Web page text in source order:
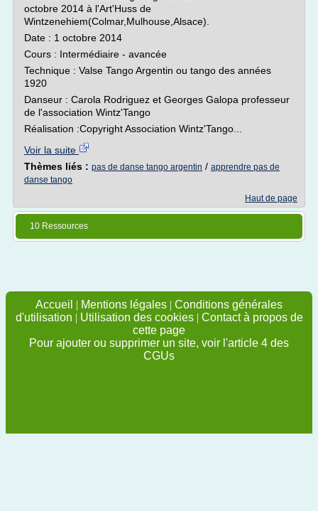
octobre 2014 à l'Art'Huss de
Wintzenehiem(Colmar,Mulhouse,Alsace).
Date : 1 octobre 2014
Cours : Intermédiaire - avancée
Technique : Valse Tango Argentin ou tango des années
1920
Danseur : Carola Rodriguez et Georges Galopa professeur
de l'association Wintz'Tango
Réalisation :Copyright Association Wintz'Tango...
Voir la suite
Thèmes liés : pas de danse tango argentin / apprendre pas de
danse tango
Haut de page
10 Ressources
Accueil | Mentions légales | Conditions générales
d'utilisation | Utilisation des cookies| Contact à propos de
cette page
Pour ajouter ou supprimer un site, voir l'article 4 des
CGUs